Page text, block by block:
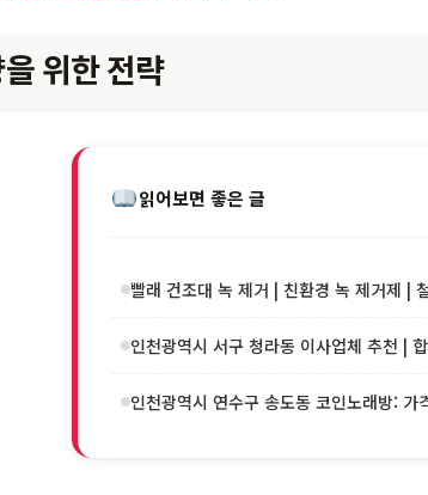
위한 전략
읽어보면 좋은 글
빨래 건조대 녹 제거 | 친환경 녹 제거제 |
인천광역시 서구 청라동 이사업체 추천 |
인천광역시 연수구 송도동 코인노래방: